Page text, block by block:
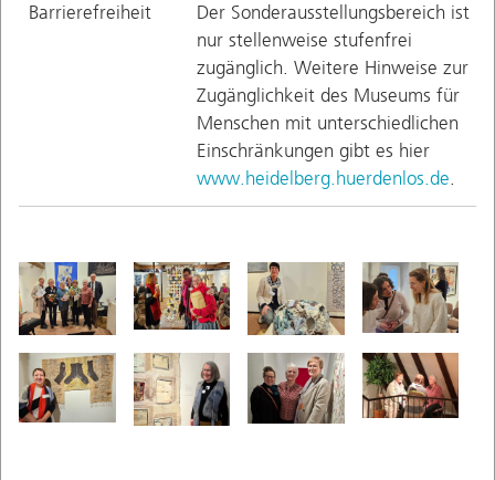
Barrierefreiheit
Der Sonderausstellungsbereich ist
nur stellenweise stufenfrei
zugänglich. Weitere Hinweise zur
Zugänglichkeit des Museums für
Menschen mit unterschiedlichen
Einschränkungen gibt es hier
www.heidelberg.huerdenlos.de.